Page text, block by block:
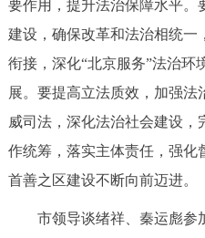
参与调查 在线
走进北京
北京概况 十六
绿色北京 图说
多语种
要作用，提升法治保障水平。
建设，确保改革和法治相统一
衔接，深化“北京服务”法治环
展。要提高立法质效，加强
威司法，深化法治社会建设，
作统筹，落实主体责任，强化
首善之区建设不断向前迈进。
市领导谈绪祥、秦运彪参加